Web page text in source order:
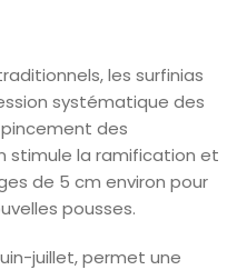
les surfinias
systématique des
des
stimule la ramification et
de 5 cm environ pour
pousses.
juillet, permet une